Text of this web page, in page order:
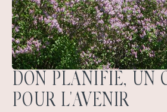
DON PLANIFIÉ, UN
POUR L'AVENIR